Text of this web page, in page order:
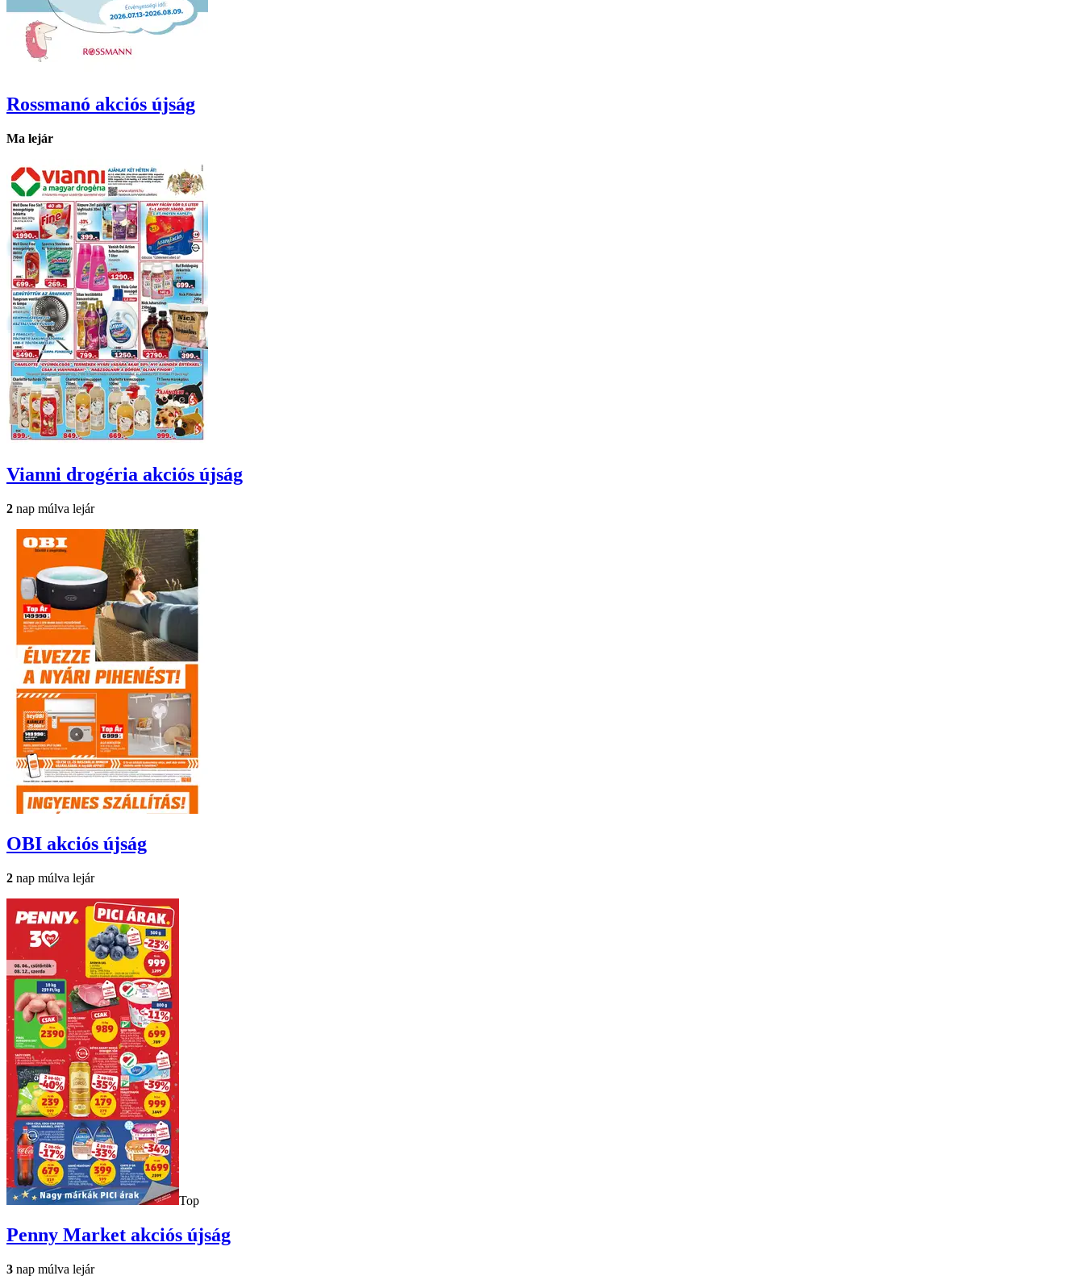
Rossmanó akciós újság
Ma lejár
Vianni drogéria akciós újság
2 nap múlva lejár
OBI akciós újság
2 nap múlva lejár
Top
Penny Market akciós újság
3 nap múlva lejár